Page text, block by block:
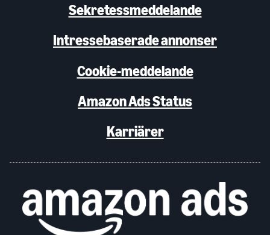
Sekretessmeddelande
Intressebaserade annonser
Cookie-meddelande
Amazon Ads Status
Karriärer